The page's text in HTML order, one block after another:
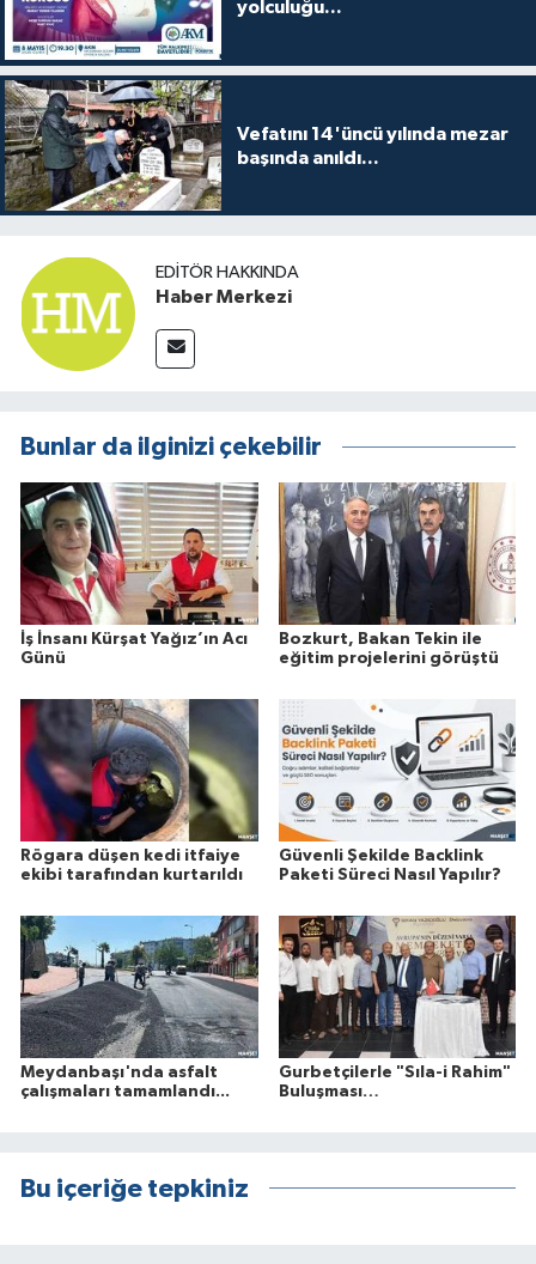
yolculuğu...
Vefatını 14'üncü yılında mezar
başında anıldı...
EDITÖR HAKKINDA
Haber Merkezi
Bunlar da ilginizi çekebilir
İş İnsanı Kürşat Yağız’ın Acı
Günü
Bozkurt, Bakan Tekin ile
eğitim projelerini görüştü
Rögara düşen kedi itfaiye
ekibi tarafından kurtarıldı
Güvenli Şekilde Backlink
Paketi Süreci Nasıl Yapılır?
Meydanbaşı'nda asfalt
çalışmaları tamamlandı...
Gurbetçilerle "Sıla-i Rahim"
Buluşması…
Bu içeriğe tepkiniz